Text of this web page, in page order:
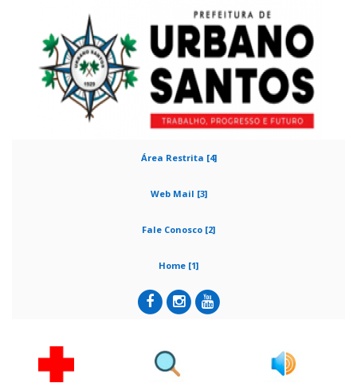
Área Restrita [4]
Web Mail [3]
Fale Conosco [2]
Home [1]